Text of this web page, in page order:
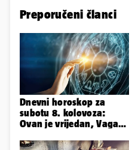
Preporučeni članci
Dnevni horoskop za
subotu 8. kolovoza:
Ovan je vrijedan, Vaga